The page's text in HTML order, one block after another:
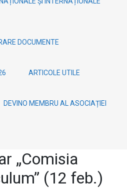
DOCUMENTE
ARTICOLE UTILE
DEVINO MEMBRU AL ASOCIAȚIEI
„Comisia
(12 feb.)